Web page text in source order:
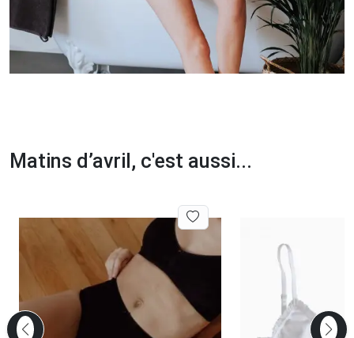
Matins d’avril, c'est aussi...